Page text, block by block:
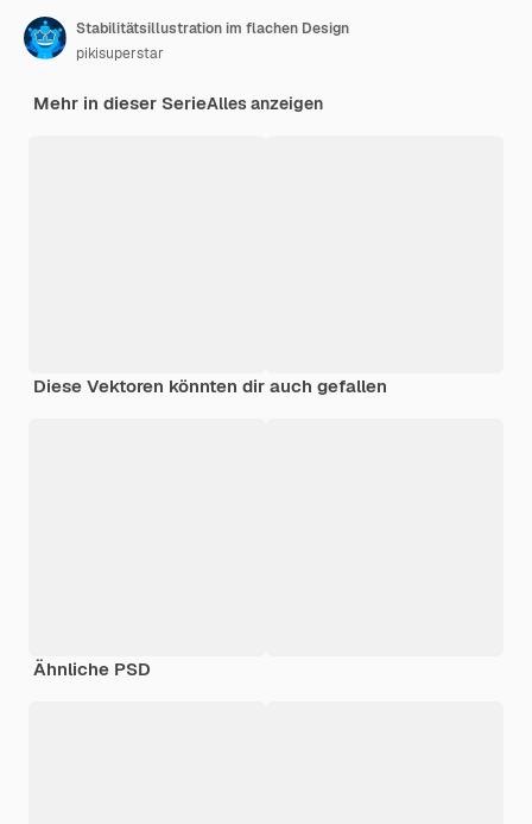
Stabilitätsillustration im flachen Design
pikisuperstar
Mehr in dieser SerieAlles anzeigen
Diese Vektoren könnten dir auch gefallen
Ähnliche PSD